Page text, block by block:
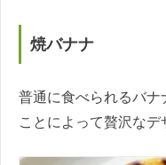
焼バナナ
普通に食べられるバナ
ことによって贅沢なデ